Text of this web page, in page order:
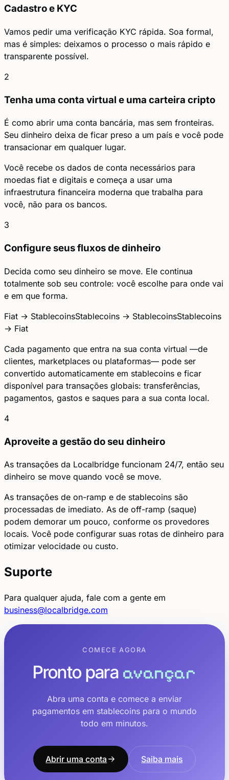
Cadastro e KYC
Vamos pedir uma verificação KYC rápida. Soa formal,
mas é simples: deixamos o processo o mais rápido e
transparente possível.
2
Tenha uma conta virtual e uma carteira cripto
É como abrir uma conta bancária, mas sem fronteiras.
Seu dinheiro deixa de ficar preso a um país e você pode
transacionar em qualquer lugar.
Você recebe os dados de conta necessários para
moedas fiat e digitais e começa a usar uma
infraestrutura financeira moderna que trabalha para
você, não para os bancos.
3
Configure seus fluxos de dinheiro
Decida como seu dinheiro se move. Ele continua
totalmente sob seu controle: você escolhe para onde vai
e em que forma.
Fiat → StablecoinsStablecoins → StablecoinsStablecoins
→ Fiat
Cada pagamento que entra na sua conta virtual —de
clientes, marketplaces ou plataformas— pode ser
convertido automaticamente em stablecoins e ficar
disponível para transações globais: transferências,
pagamentos, gastos e saques para a sua conta local.
4
Aproveite a gestão do seu dinheiro
As transações da Localbridge funcionam 24/7, então seu
dinheiro se move quando você se move.
As transações de on-ramp e de stablecoins são
processadas de imediato. As de off-ramp (saque)
podem demorar um pouco, conforme os provedores
locais. Você pode configurar suas rotas de dinheiro para
otimizar velocidade ou custo.
Suporte
Para qualquer ajuda, fale com a gente em
business@localbridge.com
COMECE AGORA
Pronto para avançar
Abra uma conta e comece a enviar
pagamentos em stablecoins para o mundo
todo em minutos.
Abrir uma conta Saiba mais